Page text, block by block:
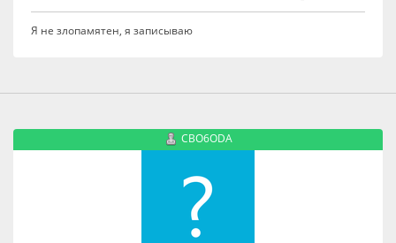
Я не злопамятен, я записываю
CBO6ODA